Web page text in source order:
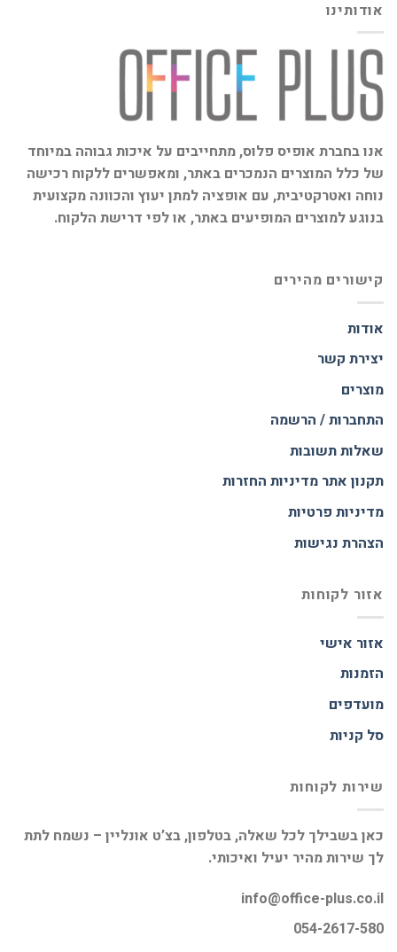
אודותינו
אנו בחברת אופיס פלוס, מתחייבים על איכות גבוהה במיוחד
של כלל המוצרים הנמכרים באתר, ומאפשרים ללקוח רכישה
נוחה ואטרקטיבית, עם אופציה למתן יעוץ והכוונה מקצועית
בנוגע למוצרים המופיעים באתר, או לפי דרישת הלקוח.
קישורים מהירים
אודות
יצירת קשר
מוצרים
התחברות / הרשמה
שאלות תשובות
תקנון אתרמדיניות החזרות
מדיניות פרטיות
הצהרת נגישות
אזור לקוחות
אזור אישי
הזמנות
מועדפים
סל קניות
שירות לקוחות
כאן בשבילך לכל שאלה, בטלפון, בצ’ט אונליין – נשמח לתת
לך שירות מהיר יעיל ואיכותי.
info@office-plus.co.il
054-2617-580